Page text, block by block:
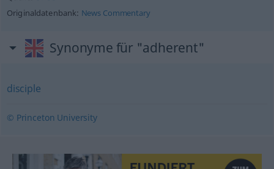
Originaldatenbank: News Commentary
Synonyme für "adherent"
disciple
© Princeton University